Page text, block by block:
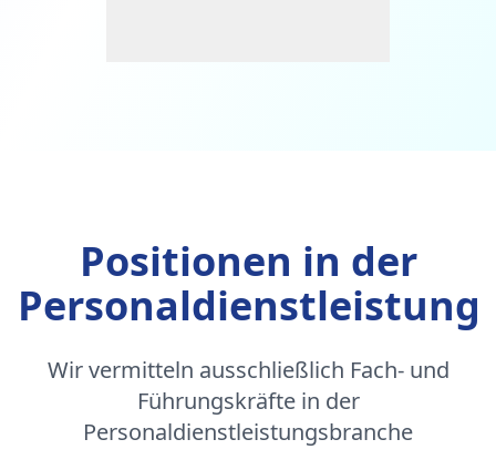
Positionen in der
Personaldienstleistung
Wir vermitteln ausschließlich Fach- und
Führungskräfte in der
Personaldienstleistungsbranche